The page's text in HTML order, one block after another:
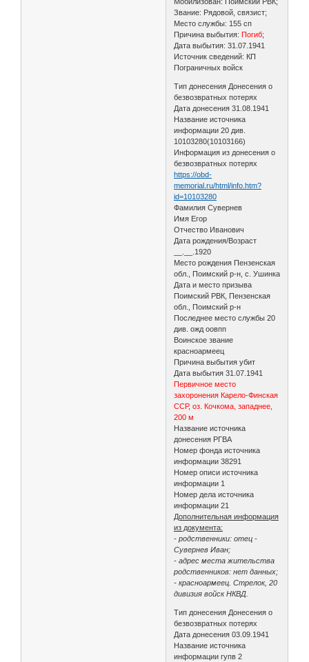
Звание: Рядовой, связист;
Место службы: 155 сп
Причина выбытия:Погиб;
Дата выбытия: 31.07.1941
Источник сведений: КП
Пограничных войск
Тип донесения Донесения о
безвозвратных потерях
Дата донесения 31.08.1941
Название источника
информации 20 див.
10103280(10103166)
Информация из донесения о
безвозвратных потерях
https://obd-
memorial.ru/html/info.htm?
id=10103280
Фамилия Сувернев
Имя Егор
Отчество Иванович
Дата рождения/Возраст
__.__.1920
Место рождения Пензенская
обл., Поимский р-н, с. Ушинка
Дата и место призыва
Поимский РВК, Пензенская
обл., Поимский р-н
Последнее место службы 20
див. ожд оовпп
Воинское звание
красноармеец
Причина выбытия убит
Дата выбытия 31.07.1941
Первичное место
захоронения Карело-Финская
ССР, оз. Кочкома, западнее,
200 м
Название источника
донесения РГВА
Номер фонда источника
информации 38291
Номер описи источника
информации 1
Номер дела источника
информации 21
Дополнительная информация
из документа:
- родственники: отец -
Сувернев Иван;
- адрес места жительства
родственников: нет данных;
- красноармеец. Стрелок, 20
дивизия войск НКВД.
Тип донесения Донесения о
безвозвратных потерях
Дата донесения 03.09.1941
Название источника
информации гупв 2